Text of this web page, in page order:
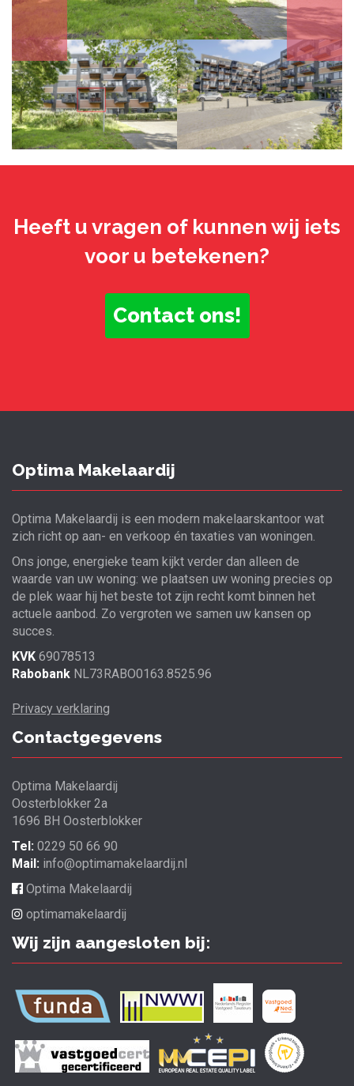
Heeft u vragen of kunnen wij iets
voor u betekenen?
Contact ons!
Optima Makelaardij
Optima Makelaardij is een modern makelaarskantoor wat
zich richt op aan- en verkoop én taxaties van woningen.
Ons jonge, energieke team kijkt verder dan alleen de
waarde van uw woning: we plaatsen uw woning precies op
de plek waar hij het beste tot zijn recht komt binnen het
actuele aanbod. Zo vergroten we samen uw kansen op
succes.
KVK 69078513
Rabobank NL73RABO0163.8525.96
Privacy verklaring
Contactgegevens
Optima Makelaardij
Oosterblokker 2a
1696 BH Oosterblokker
Tel: 0229 50 66 90
Mail: info@optimamakelaardij.nl
Optima Makelaardij
optimamakelaardij
Wij zijn aangesloten bij: